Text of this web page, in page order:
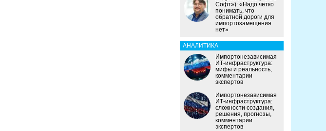
Софт»): «Надо четко
понимать, что
обратной дороги для
импортозамещения
нет»
АНАЛИТИКА
Импортонезависимая
ИТ-инфраструктура:
мифы и реальность,
комментарии
экспертов
Импортонезависимая
ИТ-инфраструктура:
сложности создания,
решения, прогнозы,
комментарии
экспертов